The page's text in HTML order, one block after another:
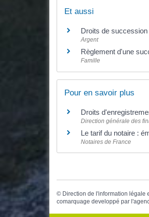
Et aussi
Droits de succession
Argent
Règlement d'une
Famille
Pour en savoir plus
Droits
Direction générale des
Le tarif du notaire :
Notaires de France
© Direction de l'information légale
comarquage developpé par l'